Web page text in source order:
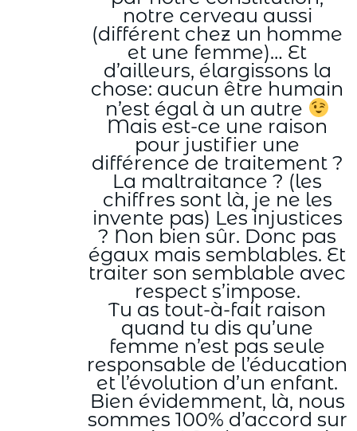
notre cerveau aussi
(différent chez un homme
et une femme)… Et
d’ailleurs, élargissons la
chose: aucun être humain
n’est égal à un autre
Mais est-ce une raison
pour justifier une
différence de traitement ?
La maltraitance ? (les
chiffres sont là, je ne les
invente pas) Les injustices
? Non bien sûr. Donc pas
égaux mais semblables. Et
traiter son semblable avec
respect s’impose.
Tu as tout-à-fait raison
quand tu dis qu’une
femme n’est pas seule
responsable de l’éducation
et l’évolution d’un enfant.
Bien évidemment, là, nous
sommes 100% d’accord sur